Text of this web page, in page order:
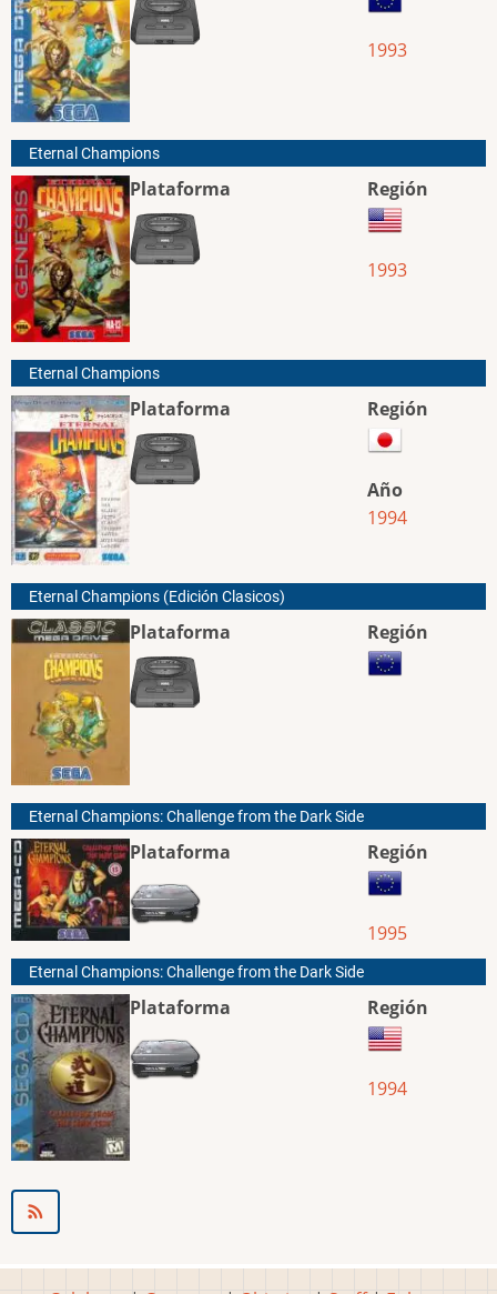
1993
Eternal Champions
Plataforma Región
1993
Eternal Champions
Plataforma Región
Año
1994
Eternal Champions (Edición Clasicos)
Plataforma Región
Eternal Champions: Challenge from the Dark Side
Plataforma Región
1995
Eternal Champions: Challenge from the Dark Side
Plataforma Región
1994